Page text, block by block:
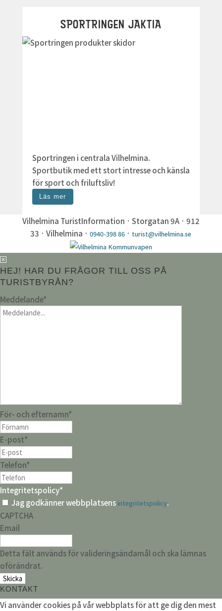
SPORTRINGEN JAKTIA
Sportringen i centrala Vilhelmina.
Sportbutik med ett stort intresse och känsla
för sport och friluftsliv!
Läs mer
Vilhelmina TuristInformation · Storgatan 9A · 912
33 · Vilhelmina ·0940-398 86 · turist@vilhelmina.se
HEJ! HAR DU FRÅGOR TILL OSS PÅ
TURISTBYRÅN?
Meddelande*
För- och efternamn*
E-post*
Telefon*
Integritetspolicy*
Jag godkänner webbplatsensintegritetspolicy.
CAPTCHA
Email
Detta fält används för valideringsändamål och ska lämnas
oförändrat.
KONTAKT
Vi använder cookies på vår webbplats för att ge dig den mest